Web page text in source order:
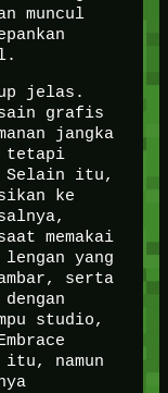
muncul
jelas.
grafis
jangka
tetapi
Selain itu,
ke
memakai
yang
serta
studio,
itu, namun